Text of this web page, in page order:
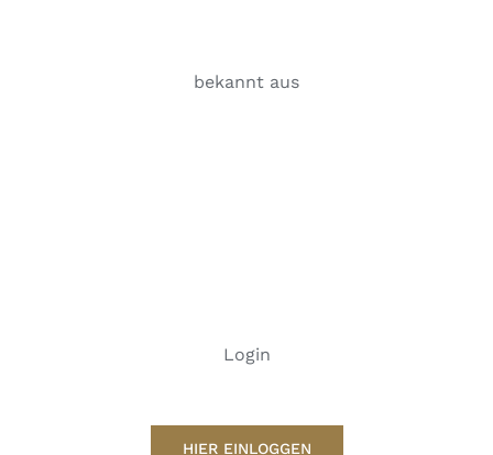
bekannt aus
Login
HIER EINLOGGEN